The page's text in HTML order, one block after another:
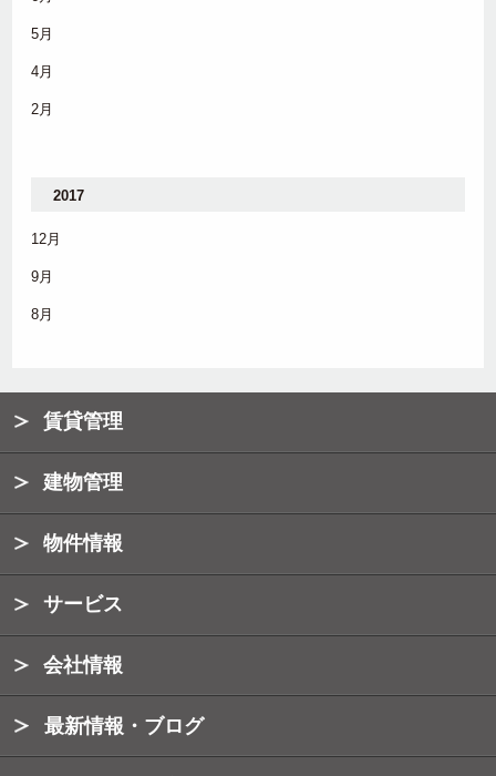
5月
4月
2月
2017
12月
9月
8月
賃貸管理
建物管理
物件情報
サービス
会社情報
最新情報・ブログ